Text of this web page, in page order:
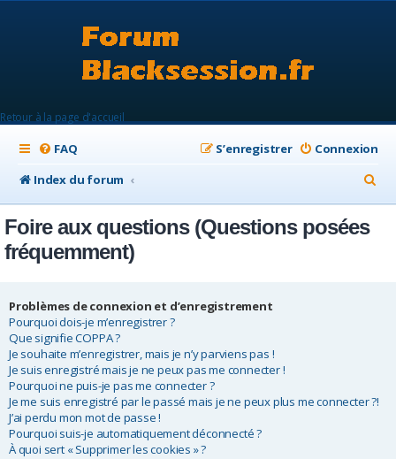
Retour à la page d'accueil
FAQ Connexion
S’enregistrer
Index du forum
e
r
Foire aux questions (Questions posées
fréquemment)
Problèmes de connexion et d’enregistrement
Pourquoi dois-je m’enregistrer ?
Que signifie COPPA ?
Je souhaite m’enregistrer, mais je n’y parviens pas !
Je suis enregistré mais je ne peux pas me connecter !
Pourquoi ne puis-je pas me connecter ?
Je me suis enregistré par le passé mais je ne peux plus me connecter ?!
J’ai perdu mon mot de passe !
Pourquoi suis-je automatiquement déconnecté ?
À quoi sert « Supprimer les cookies » ?